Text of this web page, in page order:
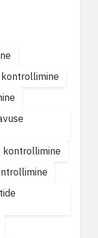
kontrollimine